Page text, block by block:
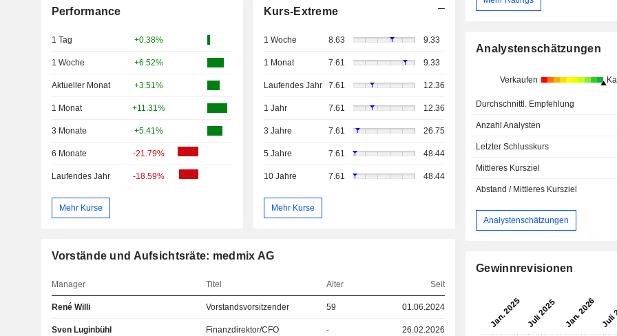
Performance
1 Tag +0.38%
1 Woche +6.52%
Aktueller Monat +3.51%
1 Monat +11.31%
3 Monate +5.41%
6 Monate -21.79%
Laufendes Jahr -18.59%
Mehr Kurse
Kurs-Extreme
1 Woche 8.63 9.33
1 Monat 7.61 9.33
Laufendes Jahr 7.61 12.36
1 Jahr 7.61 12.36
3 Jahre 7.61 26.75
5 Jahre 7.61 48.44
10 Jahre 7.61 48.44
Mehr Kurse
Vorstände und Aufsichtsräte: medmix AG
Manager Titel Alter Seit
René Willi Vorstandsvorsitzender 59 01.06.2024
Sven Luginbühl Finanzdirektor/CFO - 26.02.2026
Analystenschätzungen
Verkaufen
Durchschnittl. Empfehlung
Anzahl Analysten
Letzter Schlusskurs
Mittleres Kursziel
Abstand / Mittleres Kursziel
Analystenschätzungen
Gewinnrevisionen